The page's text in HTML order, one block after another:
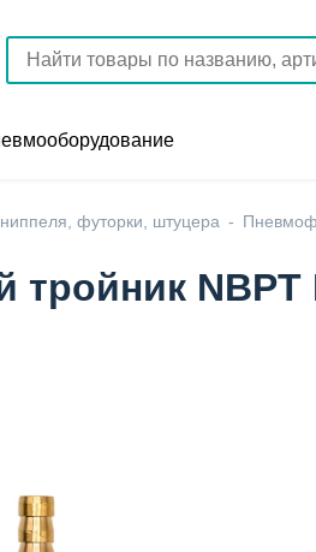
футорки, штуцера
NBPT